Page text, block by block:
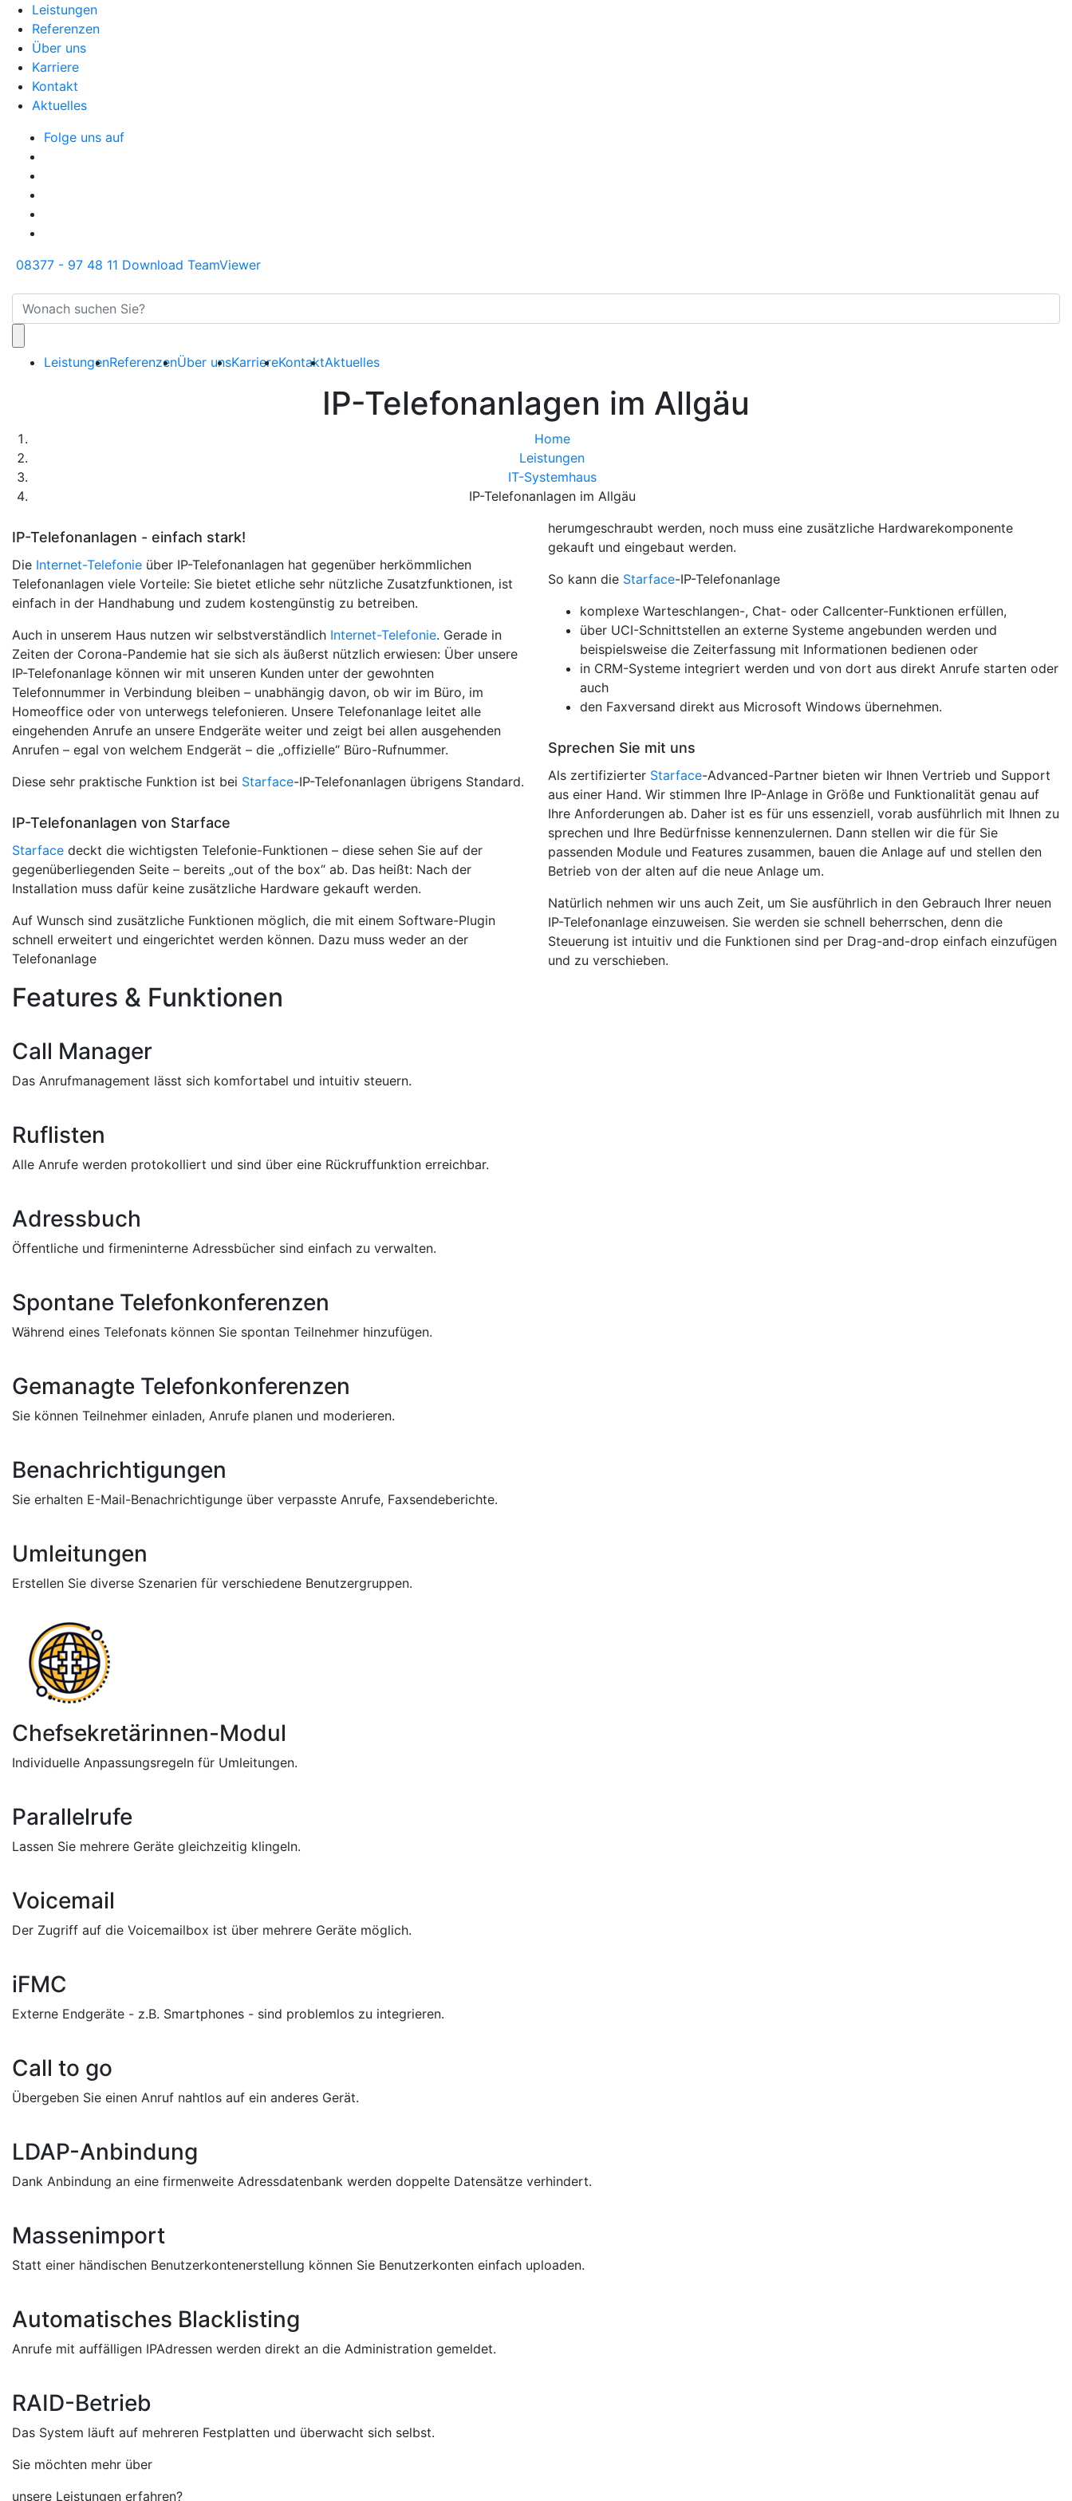
Leistungen
Referenzen
Über uns
Karriere
Kontakt
Aktuelles
Folge uns auf
08377 - 97 48 11 Download TeamViewer
LeistungenReferenzenÜber unsKarriereKontaktAktuelles
IP-Telefonanlagen im Allgäu
Home
Leistungen
IT-Systemhaus
IP-Telefonanlagen im Allgäu
IP-Telefonanlagen - einfach stark!
Die Internet-Telefonie über IP-Telefonanlagen hat gegenüber herkömmlichen
Telefonanlagen viele Vorteile: Sie bietet etliche sehr nützliche Zusatzfunktionen, ist
einfach in der Handhabung und zudem kostengünstig zu betreiben.
Auch in unserem Haus nutzen wir selbstverständlich Internet-Telefonie. Gerade in
Zeiten der Corona-Pandemie hat sie sich als äußerst nützlich erwiesen: Über unsere
IP-Telefonanlage können wir mit unseren Kunden unter der gewohnten
Telefonnummer in Verbindung bleiben – unabhängig davon, ob wir im Büro, im
Homeoffice oder von unterwegs telefonieren. Unsere Telefonanlage leitet alle
eingehenden Anrufe an unsere Endgeräte weiter und zeigt bei allen ausgehenden
Anrufen – egal von welchem Endgerät – die „offizielle“ Büro-Rufnummer.
Diese sehr praktische Funktion ist bei Starface-IP-Telefonanlagen übrigens Standard.
IP-Telefonanlagen von Starface
Starface deckt die wichtigsten Telefonie-Funktionen – diese sehen Sie auf der
gegenüberliegenden Seite – bereits „out of the box“ ab. Das heißt: Nach der
Installation muss dafür keine zusätzliche Hardware gekauft werden.
Auf Wunsch sind zusätzliche Funktionen möglich, die mit einem Software-Plugin
schnell erweitert und eingerichtet werden können. Dazu muss weder an der
Telefonanlage
herumgeschraubt werden, noch muss eine zusätzliche Hardwarekomponente
gekauft und eingebaut werden.
So kann die Starface-IP-Telefonanlage
komplexe Warteschlangen-, Chat- oder Callcenter-Funktionen erfüllen,
über UCI-Schnittstellen an externe Systeme angebunden werden und
beispielsweise die Zeiterfassung mit Informationen bedienen oder
in CRM-Systeme integriert werden und von dort aus direkt Anrufe starten oder
auch
den Faxversand direkt aus Microsoft Windows übernehmen.
Sprechen Sie mit uns
Als zertifizierter Starface-Advanced-Partner bieten wir Ihnen Vertrieb und Support
aus einer Hand. Wir stimmen Ihre IP-Anlage in Größe und Funktionalität genau auf
Ihre Anforderungen ab. Daher ist es für uns essenziell, vorab ausführlich mit Ihnen zu
sprechen und Ihre Bedürfnisse kennenzulernen. Dann stellen wir die für Sie
passenden Module und Features zusammen, bauen die Anlage auf und stellen den
Betrieb von der alten auf die neue Anlage um.
Natürlich nehmen wir uns auch Zeit, um Sie ausführlich in den Gebrauch Ihrer neuen
IP-Telefonanlage einzuweisen. Sie werden sie schnell beherrschen, denn die
Steuerung ist intuitiv und die Funktionen sind per Drag-and-drop einfach einzufügen
und zu verschieben.
Features & Funktionen
Call Manager
Das Anrufmanagement lässt sich komfortabel und intuitiv steuern.
Ruflisten
Alle Anrufe werden protokolliert und sind über eine Rückruffunktion erreichbar.
Adressbuch
Öffentliche und firmeninterne Adressbücher sind einfach zu verwalten.
Spontane Telefonkonferenzen
Während eines Telefonats können Sie spontan Teilnehmer hinzufügen.
Gemanagte Telefonkonferenzen
Sie können Teilnehmer einladen, Anrufe planen und moderieren.
Benachrichtigungen
Sie erhalten E-Mail-Benachrichtigunge über verpasste Anrufe, Faxsendeberichte.
Umleitungen
Erstellen Sie diverse Szenarien für verschiedene Benutzergruppen.
Chefsekretärinnen-Modul
Individuelle Anpassungsregeln für Umleitungen.
Parallelrufe
Lassen Sie mehrere Geräte gleichzeitig klingeln.
Voicemail
Der Zugriff auf die Voicemailbox ist über mehrere Geräte möglich.
iFMC
Externe Endgeräte - z.B. Smartphones - sind problemlos zu integrieren.
Call to go
Übergeben Sie einen Anruf nahtlos auf ein anderes Gerät.
LDAP-Anbindung
Dank Anbindung an eine firmenweite Adressdatenbank werden doppelte Datensätze verhindert.
Massenimport
Statt einer händischen Benutzerkontenerstellung können Sie Benutzerkonten einfach uploaden.
Automatisches Blacklisting
Anrufe mit auffälligen IPAdressen werden direkt an die Administration gemeldet.
RAID-Betrieb
Das System läuft auf mehreren Festplatten und überwacht sich selbst.
Sie möchten mehr über
unsere Leistungen erfahren?